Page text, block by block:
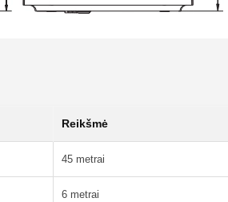
Reikšmė
45 metrai
6 metrai